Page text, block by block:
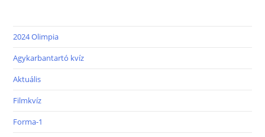
2024 Olimpia
Agykarbantartó kvíz
Aktuális
Filmkvíz
Forma-1